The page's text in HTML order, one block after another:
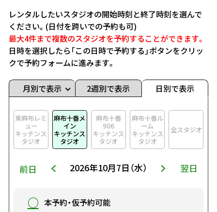
レンタルしたいスタジオの開始時刻と終了時刻を選んで
ください。(日付を跨いでの予約も可)
最大4件まで複数のスタジオを予約することができます。
日時を選択したら「この日時で予約する」ボタンをクリッ
クで予約フォームに進みます。
月別で表示 2週別で表示 日別で表示
東麻布レミ
ュー
キッチンス
タジオ
麻布十番メ
イン
キッチンス
タジオ
麻布十番
906
キッチンス
タジオ
麻布十番ル
ーム
キッチンス
タジオ
全スタジオ
前日 2026年10月7日（水） 翌日
○ 本予約・仮予約可能